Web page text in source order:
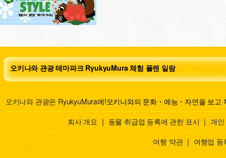
오키나와 관광 테마파크 RyukyuMura 체험 플랜 일람
오키나와 관광은 RyukyuMura에!오키나와의 문화・예능・자연을 보고
회사 개요 ｜ 동물 취급업 등록에 관한 표시 ｜ 개
여행 약관 ｜ 여행업 등